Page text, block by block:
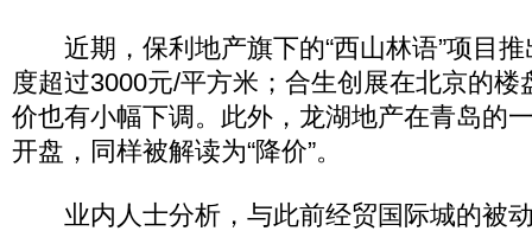
近期，保利地产旗下的“西山林语”项目推
度超过3000元/平方米；合生创展在北京的楼
价也有小幅下调。此外，龙湖地产在青岛的
开盘，同样被解读为“降价”。
业内人士分析，与此前经贸国际城的被